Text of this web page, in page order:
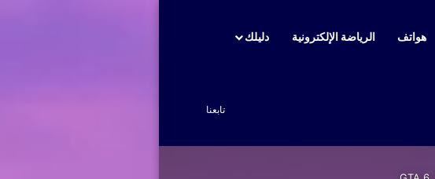
هواتف الرياضة الإلكترونية دليلك
تابعنا